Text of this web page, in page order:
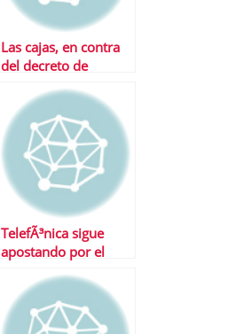
Las cajas, en contra
del decreto de
TelefÃ³nica sigue
apostando por el